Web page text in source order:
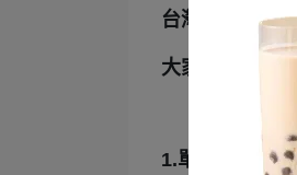
台灣人有吃下
大家下午茶會
1.單品任選2件